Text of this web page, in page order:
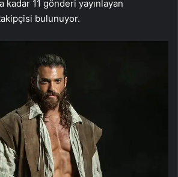
kadar 11 gönderi yayınlayan
bulunuyor.